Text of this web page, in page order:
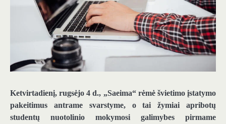
Ketvirtadienį, rugsėjo 4 d., „Saeima“ rėmė švietimo įstatymo
pakeitimus antrame svarstyme, o tai žymiai apribotų
studentų nuotolinio mokymosi galimybes pirmame